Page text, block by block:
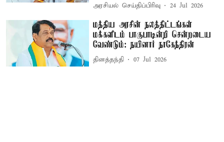
அரசியல் செய்திப்பிரிவு 24 Jul 2026
மத்திய அரசின் நலத்திட்டங்கள்
மக்களிடம் பாகுபாடின்றி சென்றடைய
வேண்டும்: நயினார் நாகேந்திரன்
தினத்தந்தி 07 Jul 2026